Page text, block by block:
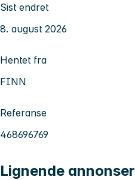
Sist endret
8. august 2026
Hentet fra
FINN
Referanse
468696769
Lignende annonser